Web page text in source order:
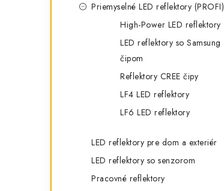
Priemyselné LED reflektory (PROFI)
High-Power LED reflektory
LED reflektory so Samsung
čipom
Reflektory CREE čipy
LF4 LED reflektory
LF6 LED reflektory
LED reflektory pre dom a exteriér
LED reflektory so senzorom
Pracovné reflektory